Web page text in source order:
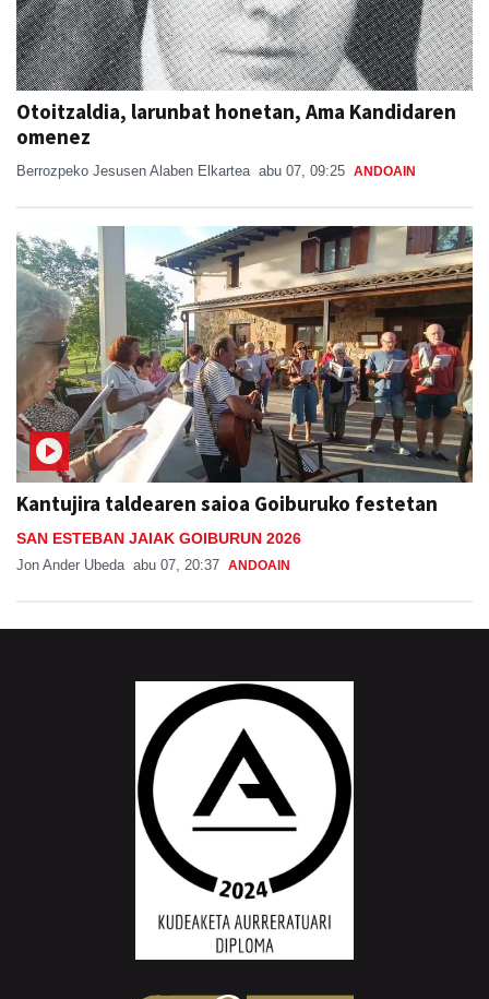
Otoitzaldia, larunbat honetan, Ama Kandidaren
omenez
Berrozpeko Jesusen Alaben Elkartea abu 07, 09:25 ANDOAIN
Kantujira taldearen saioa Goiburuko festetan
SAN ESTEBAN JAIAK GOIBURUN 2026
Jon Ander Ubeda abu 07, 20:37 ANDOAIN